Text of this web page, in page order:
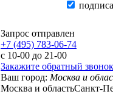
Запрос отправлен
+7 (495) 783-06-74
с 10-00 до 21-00
Закажите обратный звонок
Ваш город: Москва и
Москва и областьСанкт-